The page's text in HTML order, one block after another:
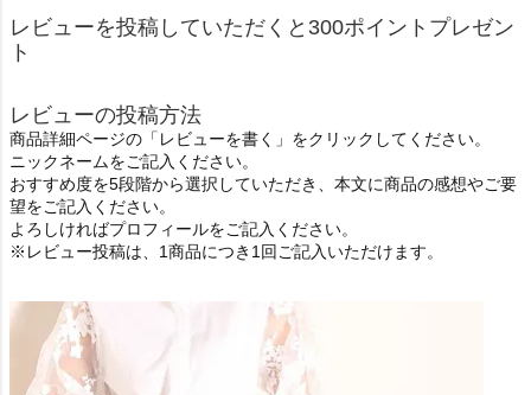
レビューを投稿していただくと300ポイントプレゼン
ト
レビューの投稿方法
商品詳細ページの「レビューを書く」をクリックしてください。
ニックネームをご記入ください。
おすすめ度を5段階から選択していただき、本文に商品の感想やご要
望をご記入ください。
よろしければプロフィールをご記入ください。
※レビュー投稿は、1商品につき1回ご記入いただけます。